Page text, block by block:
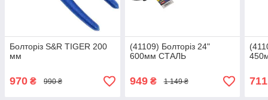
Болторіз S&R TIGER 200
мм
970 ₴ 990 ₴
(41109) Болторіз 24"
600мм СТАЛЬ
949₴ 1 149 ₴ 711